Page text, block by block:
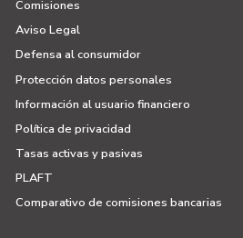
Comisiones
Aviso Legal
Defensa alconsumidor
Protección datos personales
Información al usuario financiero
Política de privacidad
Tasas activas y pasivas
PLAFT
Comparativo de comisiones bancarias